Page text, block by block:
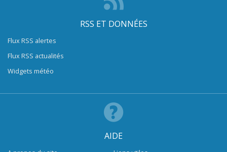
RSS ET DONNÉES
Flux RSS alertes
Flux RSS actualités
Widgets météo
AIDE